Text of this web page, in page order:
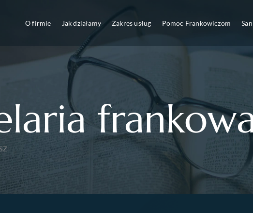
O firmie Jak działamy Zakres usług Pomoc Frankowiczom